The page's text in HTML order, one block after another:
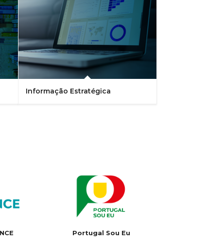
Informação Estratégica
Portugal Sou Eu